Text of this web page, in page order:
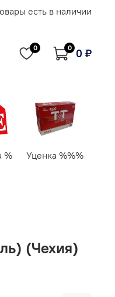
есть в наличии
0 0 0 ₽
% Уценка %%%
(Чехия)